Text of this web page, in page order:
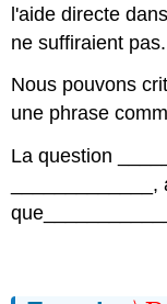
l'aide directe
ne suffiraient pas.
Nous pouvons
une phrase
La question